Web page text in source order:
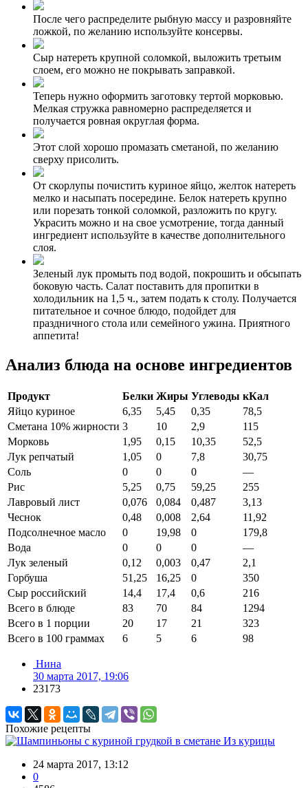
После чего распределите рыбную массу и разровняйте
ложкой, по желанию используйте консервы.
Сыр натереть крупной соломкой, выложить третьим
слоем, его можно не покрывать заправкой.
Теперь нужно оформить заготовку тертой морковью.
Мелкая стружка равномерно распределяется и
получается ровная округлая форма.
Этот слой хорошо промазать сметаной, по желанию
сверху присолить.
От скорлупы почистить куриное яйцо, желток натереть
мелко и насыпать посередине. Белок натереть крупно
или порезать тонкой соломкой, разложить по кругу.
Украсить можно и на свое усмотрение, тогда данный
ингредиент используйте в качестве дополнительного
слоя.
Зеленый лук промыть под водой, покрошить и обсыпать
боковую часть. Салат поставить для пропитки в
холодильник на 1,5 ч., затем подать к столу. Получается
питательное и сочное блюдо, подойдет для
праздничного стола или семейного ужина. Приятного
аппетита!
Анализ блюда на основе ингредиентов
Продукт Белки Жиры Углеводы кКал
Яйцо куриное
6,35 5,45 0,35
78,5
Сметана 10% жирности 3 10 2,9
115
Морковь
1,95 0,15 10,35
52,5
Лук репчатый
1,05 0 7,8
30,75
Соль
0 0 0
—
Рис
5,25 0,75 59,25
255
Лавровый лист
0,076 0,084 0,487
3,13
Чеснок
0,48 0,008 2,64
11,92
Подсолнечное масло
0 19,98 0
179,8
Вода
0 0 0
—
Лук зеленый
0,12 0,003 0,47
2,1
Горбуша
51,25 16,25 0
350
Сыр российский
14,4 17,4 0,6
216
Всего в блюде
83 70 84
1294
Всего в 1 порции
20 17 21
323
Всего в 100 граммах
6 5 6 98
Нина
30 марта 2017, 19:06
23173
Похожие рецепты
Из курицы
24 марта 2017, 13:12
0